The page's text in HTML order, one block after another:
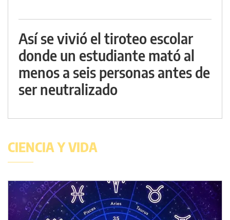
Así se vivió el tiroteo escolar
donde un estudiante mató al
menos a seis personas antes de
ser neutralizado
CIENCIA Y VIDA